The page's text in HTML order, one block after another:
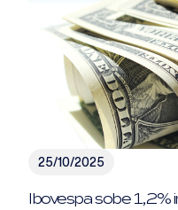
25/10/2025
Ibovespa sobe 1,2%